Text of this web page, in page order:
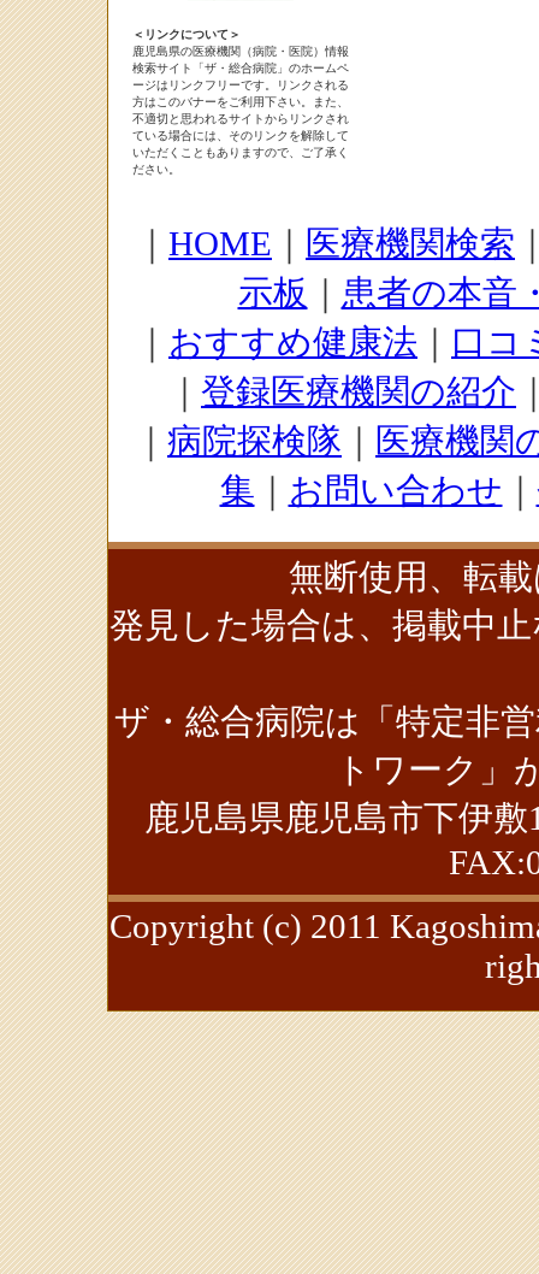
＜リンクについて＞
鹿児島県の医療機関（病院・医院）情報
検索サイト「ザ・総合病院」のホームペ
ージはリンクフリーです。リンクされる
方はこのバナーをご利用下さい。また、
不適切と思われるサイトからリンクされ
ている場合には、そのリンクを解除して
いただくこともありますので、ご了承く
ださい。
｜ HOME ｜ 医療機関検索
示板 ｜ 患者の本音
｜ おすすめ健康法 ｜ 口コ
｜ 登録医療機関の紹介
｜ 病院探検隊 ｜ 医療機関
集 ｜ お問い合わせ ｜
無断使用、転
発見した場合は、掲載中
ザ・総合病院は「特定非
トワーク」
鹿児島県鹿児島市下伊敷
Copyright (c) 2011